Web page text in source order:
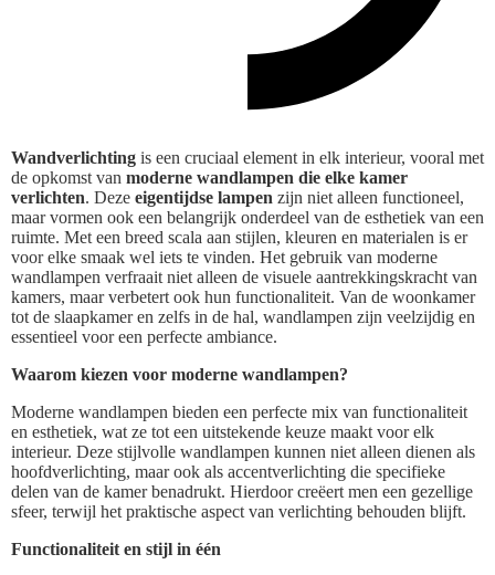
Wandverlichting is een cruciaal element in elk interieur, vooral met
de opkomst van moderne wandlampen die elke kamer
verlichten. Deze eigentijdse lampen zijn niet alleen functioneel,
maar vormen ook een belangrijk onderdeel van de esthetiek van een
ruimte. Met een breed scala aan stijlen, kleuren en materialen is er
voor elke smaak wel iets te vinden. Het gebruik van moderne
wandlampen verfraait niet alleen de visuele aantrekkingskracht van
kamers, maar verbetert ook hun functionaliteit. Van de woonkamer
tot de slaapkamer en zelfs in de hal, wandlampen zijn veelzijdig en
essentieel voor een perfecte ambiance.
Waarom kiezen voor moderne wandlampen?
Moderne wandlampen bieden een perfecte mix van functionaliteit
en esthetiek, wat ze tot een uitstekende keuze maakt voor elk
interieur. Deze stijlvolle wandlampen kunnen niet alleen dienen als
hoofdverlichting, maar ook als accentverlichting die specifieke
delen van de kamer benadrukt. Hierdoor creëert men een gezellige
sfeer, terwijl het praktische aspect van verlichting behouden blijft.
Functionaliteit en stijl in één